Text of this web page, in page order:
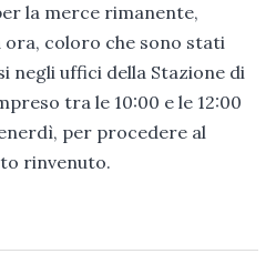
la merce rimanente,
ora, coloro che sono stati
negli uffici della Stazione di
tra le 10:00 e le 12:00
per procedere al
rinvenuto.